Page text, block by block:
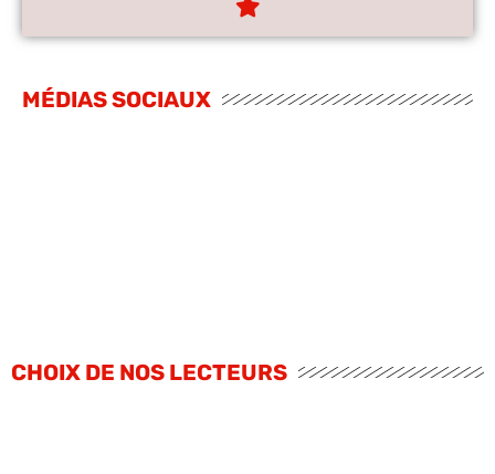
MÉDIAS SOCIAUX
CHOIX DE NOS LECTEURS